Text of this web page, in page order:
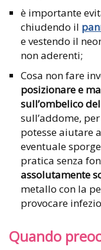
è importante
chiudendo il
e vestendo il
non aderenti;
Cosa non fare
posizionare e
sull’ombelico
sull’addome,
potesse aiutare
eventuale
pratica senza
assolutamente
metallo con la
provocare
Quando